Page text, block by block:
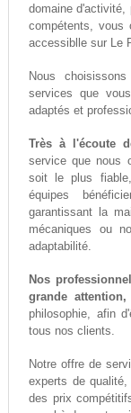
domaine d'activité,
compétents, vous
accessiblle sur Le
Nous choisissons
services que
adaptés et
Très à l'écoute
service que nous
soit le plus
équipes
garantissant la
mécaniques ou
adaptabilité.
Nos
grande attention,
philosophie, afin
tous nos clients.
Notre offre de
experts de
des prix